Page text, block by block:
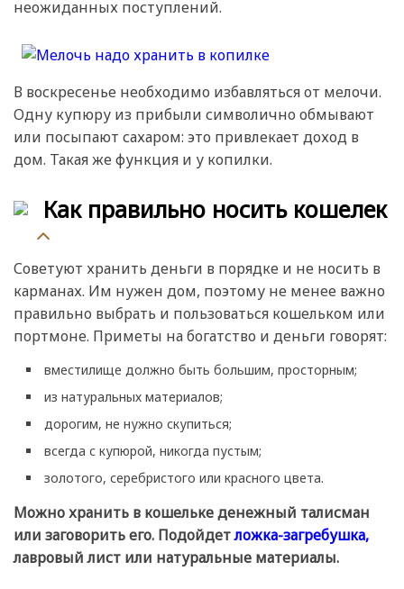
неожиданных поступлений.
В воскресенье необходимо избавляться от мелочи.
Одну купюру из прибыли символично обмывают
или посыпают сахаром: это привлекает доход в
дом. Такая же функция и у копилки.
Как правильно носить кошелек
Советуют хранить деньги в порядке и не носить в
карманах. Им нужен дом, поэтому не менее важно
правильно выбрать и пользоваться кошельком или
портмоне. Приметы на богатство и деньги говорят:
вместилище должно быть большим, просторным;
из натуральных материалов;
дорогим, не нужно скупиться;
всегда с купюрой, никогда пустым;
золотого, серебристого или красного цвета.
Можно хранить в кошельке денежный талисман
или заговорить его. Подойдетложка-загребушка,
лавровый лист или натуральные материалы.